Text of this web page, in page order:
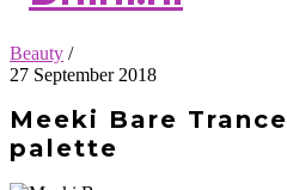
Beauty /
27 September 2018
Meeki Bare
palette